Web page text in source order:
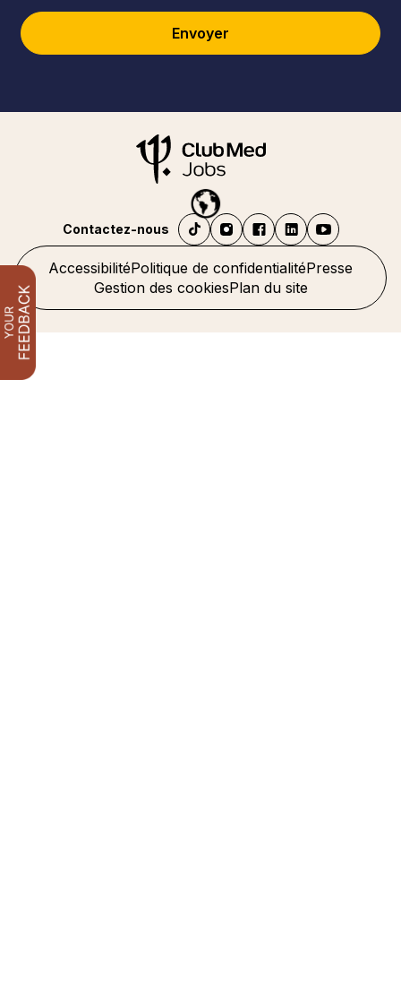
Envoyer
AccessibilitéPolitique de confidentialitéPresse
Gestion des cookiesPlan du site
Contactez-nous